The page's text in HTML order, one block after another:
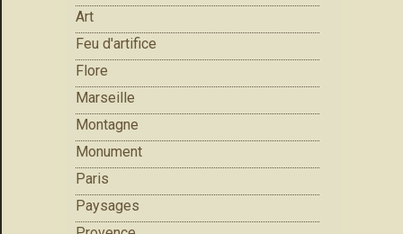
Art
Feu d'artifice
Flore
Marseille
Montagne
Monument
Paris
Paysages